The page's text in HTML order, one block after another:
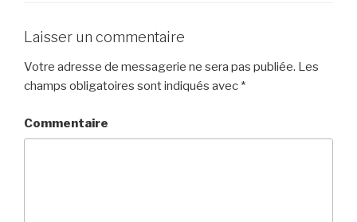
Laisser un commentaire
Votre adresse de messagerie ne sera pas publiée. Les
champs obligatoires sont indiqués avec *
Commentaire